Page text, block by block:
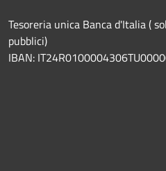
Tesoreria unica Banca d'Italia (
pubblici)
IBAN: